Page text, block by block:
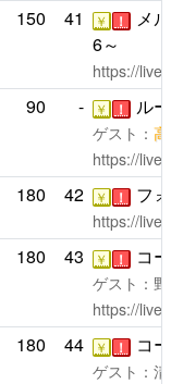
150 41 ￥ ！
メ
6～
https://
90 - ￥ ！ ル
ゲスト：
https://
180 42 ￥ ！ フ
https://
180 43 ￥ ！ コ
ゲスト：
https://
180 44 ￥ ！ コ
ゲスト：